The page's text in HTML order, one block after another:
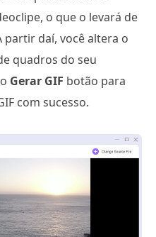
o que o levará de
daí, você altera o
quadros do seu
Gerar GIF botão para
com sucesso.